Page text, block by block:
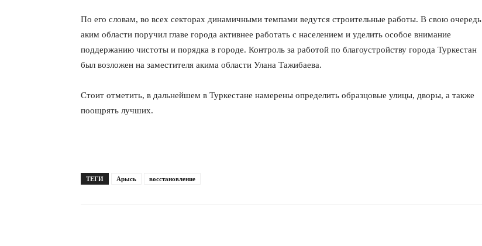
По его словам, во всех секторах динамичными темпами ведутся строительные работы. В свою очередь
аким области поручил главе города активнее работать с населением и уделить особое внимание
поддержанию чистоты и порядка в городе. Контроль за работой по благоустройству города Туркестан
был возложен на заместителя акима области Улана Тажибаева.
Стоит отметить, в дальнейшем в Туркестане намерены определить образцовые улицы, дворы, а также
поощрять лучших.
ТЕГИ Арысь восстановление